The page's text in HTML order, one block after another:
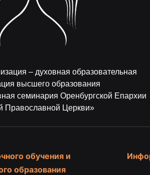
– духовная образовательная
высшего образования
семинария Оренбургской Епархии
Православной Церкви»
обучения и
образования